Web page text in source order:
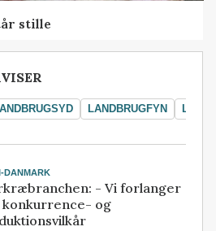
stille
LANDBRUGFYN
DANMARK
- Vi forlanger
konkurrence- og